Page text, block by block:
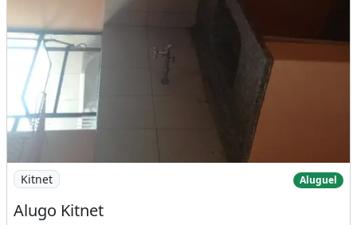
Imagem: Alugo Kitnet
Kitnet Aluguel
Alugo Kitnet